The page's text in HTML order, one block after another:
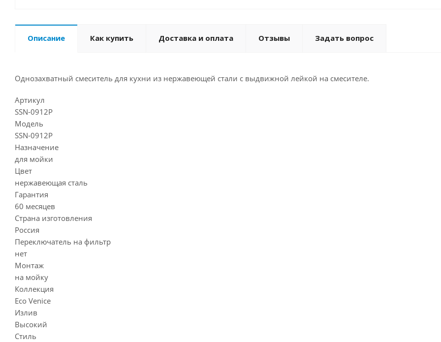
Описание Как купить Доставка и оплата Отзывы Задать вопрос
Однозахватный смеситель для кухни из нержавеющей стали с выдвижной лейкой на смесителе.
Артикул
SSN-0912P
Модель
SSN-0912P
Назначение
для мойки
Цвет
нержавеющая сталь
Гарантия
60 месяцев
Страна изготовления
Россия
Переключатель на фильтр
нет
Монтаж
на мойку
Коллекция
Eco Venice
Излив
Высокий
Стиль